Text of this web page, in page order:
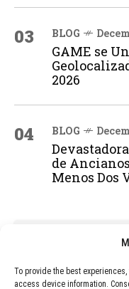
To provide the best
access device information.
03 BLOG
GAME se
2026
04 BLOG
de
Menos Dos